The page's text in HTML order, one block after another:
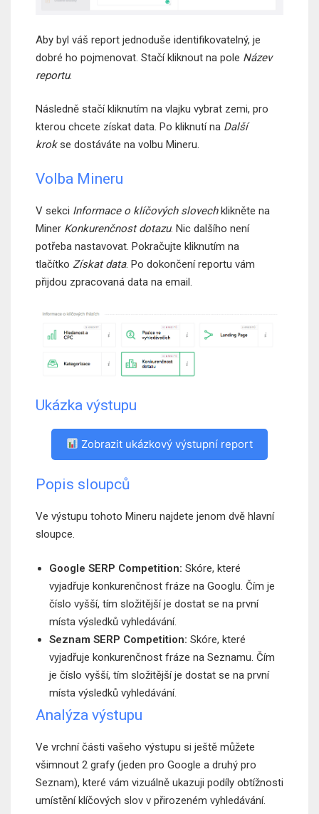
Aby byl váš report jednoduše identifikovatelný, je
dobré ho pojmenovat. Stačí kliknout na pole Název
reportu.
Následně stačí kliknutím na vlajku vybrat zemi, pro
kterou chcete získat data. Po kliknutí na Další
krokse dostáváte na volbu Mineru.
Volba Mineru
V sekci Informace o klíčových slovechklikněte na
Miner Konkurenčnost dotazu. Nic dalšího není
potřeba nastavovat. Pokračujte kliknutím na
tlačítko Získat data. Po dokončení reportu vám
přijdou zpracovaná data na email.
Ukázka výstupu
Zobrazit ukázkový výstupní report
Popis sloupců
Ve výstupu tohoto Mineru najdete jenom dvě hlavní
sloupce.
Google SERP Competition: Skóre, které
vyjadřuje konkurenčnost fráze na Googlu. Čím je
číslo vyšší, tím složitější je dostat se na první
místa výsledků vyhledávání.
Seznam SERP Competition: Skóre, které
vyjadřuje konkurenčnost fráze na Seznamu. Čím
je číslo vyšší, tím složitější je dostat se na první
místa výsledků vyhledávání.
Analýza výstupu
Ve vrchní části vašeho výstupu si ještě můžete
všimnout 2 grafy (jeden pro Google a druhý pro
Seznam), které vám vizuálně ukazuji podíly obtížnosti
umístění klíčových slov v přirozeném vyhledávání.